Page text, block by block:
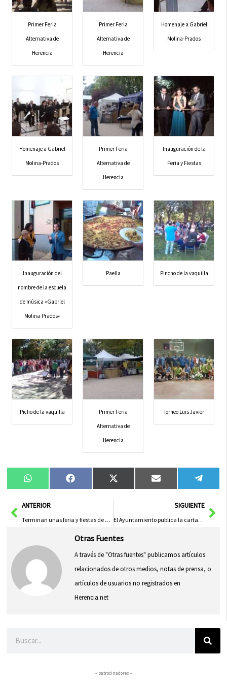
Primer Feria
Alternativa de
Herencia
Primer Feria
Alternativa de
Herencia
Homenaje a Gabriel
Molina-Prados
Homenaje a Gabriel
Molina-Prados
Primer Feria
Alternativa de
Herencia
Inauguración de la
Feria y Fiestas
Inauguración del
nombre de la escuela
de música «Gabriel
Molina-Prados»
Paella Pincho de la vaquilla
Picho de la vaquilla
Primer Feria
Alternativa de
Herencia
Torneo Luis Javier
Compartir
en
WhatsAppCompartir
en
FacebookCompartir
en
X
(Twitter)
Compartir
en
Email
en
AntANTERIOR
Terminan unas feria y fiestas de La Merced muy participativas
SIGUIENTE
El Ayuntamiento publica la carta de Servicios Sociales y la memoria de Acción en Atención Primaria
Otras Fuentes
A través de "Otras fuentes" publicamos artículos
relacionados de otros medios, notas de prensa, o
artículos de usuarios no registrados en
Herencia.net
– patrocinadores –